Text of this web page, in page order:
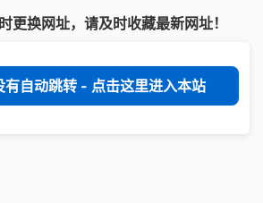
更换网址，请及时收藏最新网址！
有自动跳转 - 点击这里进入本站